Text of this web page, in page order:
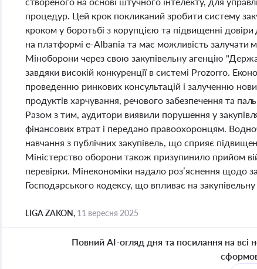
процедур. Цей крок покликаний зробити систему
кроком у боротьбі з корупцією та підвищенні
на платформі e-Albania та має можливість залучати
Міноборони через свою закупівельну агенцію
завдяки високій конкуренції в системі Prozorro.
проведенню ринкових консультацій і залученню
продуктів харчування, речового забезпечення та
Разом з тим, аудитори виявили порушення у
фінансових втрат і передано правоохоронцям.
навчання з публічних закупівель, що сприяє
Міністерство оборони також призупинило прийом
перевірки. Мінекономіки надало роз’яснення щодо
Господарського кодексу, що впливає на
LIGA ZAKON, 11 вересня 2025
Повний AI-огляд дня та посилання на всі